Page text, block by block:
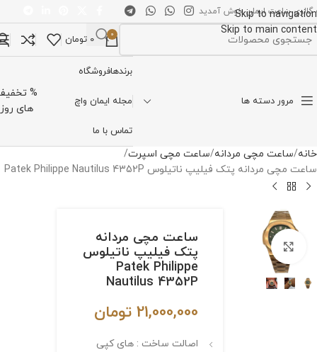
Skip to navigation
Skip to main content
گالری ساعت ایمان خوش آمدید
0
0 تومان
مرور دسته ها
برندهافروشگاه
مجله ایمان واچ
تماس با ما
%
های روز
خانه ساعت مچی مردانه ساعت مچی اسپرت
ساعت مچی مردانه پتک فیلیپ ناتیلوس Patek Philippe Nautilus 4352P
برای بزرگنمایی کلیک کنیدساعت مچی مردانه
پتک فیلیپ ناتیلوس
Patek Philippe
Nautilus 4352P
21,000,000 تومان
اصالت ساخت : های کپی